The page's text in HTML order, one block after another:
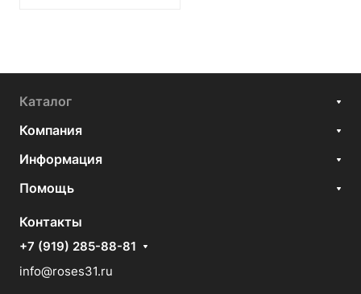
Каталог
Компания
Информация
Помощь
Контакты
+7 (919) 285-88-81
info@roses31.ru